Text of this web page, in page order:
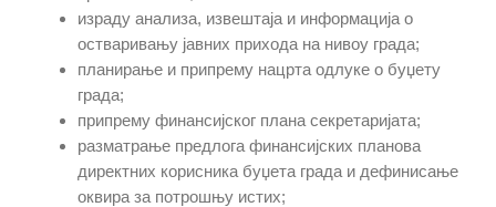
израду анализа, извештаја и информација о
остваривању јавних прихода на нивоу града;
планирање и припрему нацрта одлуке о буџету
града;
припрему финансијског плана секретаријата;
разматрање предлога финансијских планова
директних корисника буџета града и дефинисање
оквира за потрошњу истих;